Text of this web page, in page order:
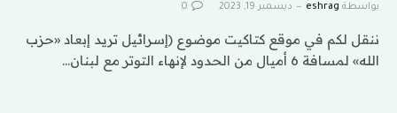
بواسطة eshrag ديسمبر 19, 2023 0
ننقل لكم في موقع كتاكيت موضوع (إسرائيل تريد إبعاد «حزب
الله» لمسافة 6 أميال من الحدود لإنهاء التوتر مع لبنان…